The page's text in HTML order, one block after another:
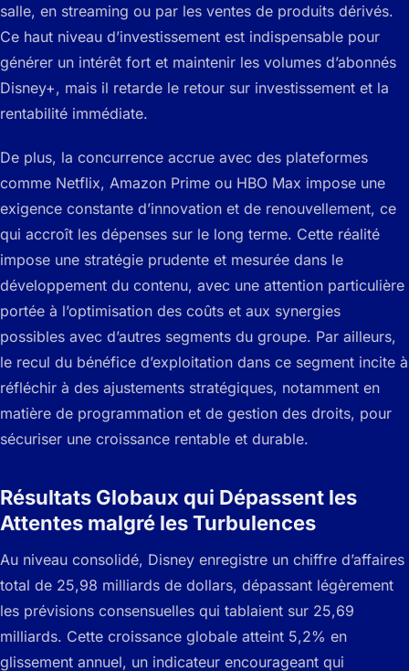
salle, en streaming ou par les ventes de produits dérivés.
Ce haut niveau d’investissement est indispensable pour
générer un intérêt fort et maintenir les volumes d’abonnés
Disney+, mais il retarde le retour sur investissement et la
rentabilité immédiate.
De plus, la concurrence accrue avec des plateformes
comme Netflix, Amazon Prime ou HBO Max impose une
exigence constante d’innovation et de renouvellement, ce
qui accroît les dépenses sur le long terme. Cette réalité
impose une stratégie prudente et mesurée dans le
développement du contenu, avec une attention particulière
portée à l’optimisation des coûts et aux synergies
possibles avec d’autres segments du groupe. Par ailleurs,
le recul du bénéfice d’exploitation dans ce segment incite à
réfléchir à des ajustements stratégiques, notamment en
matière de programmation et de gestion des droits, pour
sécuriser une croissance rentable et durable.
Résultats Globaux qui Dépassent les
Attentes malgré les Turbulences
Au niveau consolidé, Disney enregistre un chiffre d’affaires
total de 25,98 milliards de dollars, dépassant légèrement
les prévisions consensuelles qui tablaient sur 25,69
milliards. Cette croissance globale atteint 5,2% en
glissement annuel, un indicateur encourageant qui